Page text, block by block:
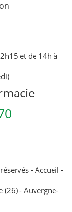
et de 14h à
- Accueil -
(26) - Auvergne-